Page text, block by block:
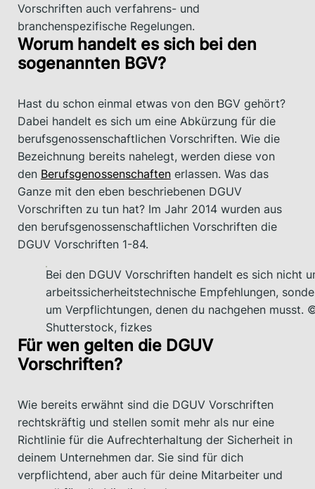
Vorschriften auch verfahrens- und
branchenspezifische Regelungen.
Worum handelt es sich bei den
sogenannten BGV?
Hast du schon einmal etwas von den BGV gehört?
Dabei handelt es sich um eine Abkürzung für die
berufsgenossenschaftlichen Vorschriften. Wie die
Bezeichnung bereits nahelegt, werden diese von
den Berufsgenossenschaften erlassen. Was das
Ganze mit den eben beschriebenen DGUV
Vorschriften zu tun hat? Im Jahr 2014 wurden aus
den berufsgenossenschaftlichen Vorschriften die
DGUV Vorschriften 1-84.
Bei den DGUV Vorschriften handelt es sich nicht
arbeitssicherheitstechnische Empfehlungen,
um Verpflichtungen, denen du nachgehen musst.
Shutterstock, fizkes
Für wen gelten die DGUV
Vorschriften?
Wie bereits erwähnt sind die DGUV Vorschriften
rechtskräftig und stellen somit mehr als nur eine
Richtlinie für die Aufrechterhaltung der Sicherheit in
deinem Unternehmen dar. Sie sind für dich
verpflichtend, aber auch für deine Mitarbeiter und